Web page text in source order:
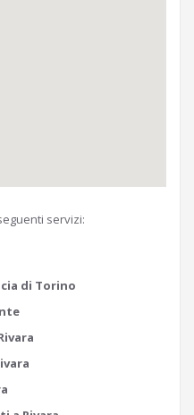
servizi:
di Torino